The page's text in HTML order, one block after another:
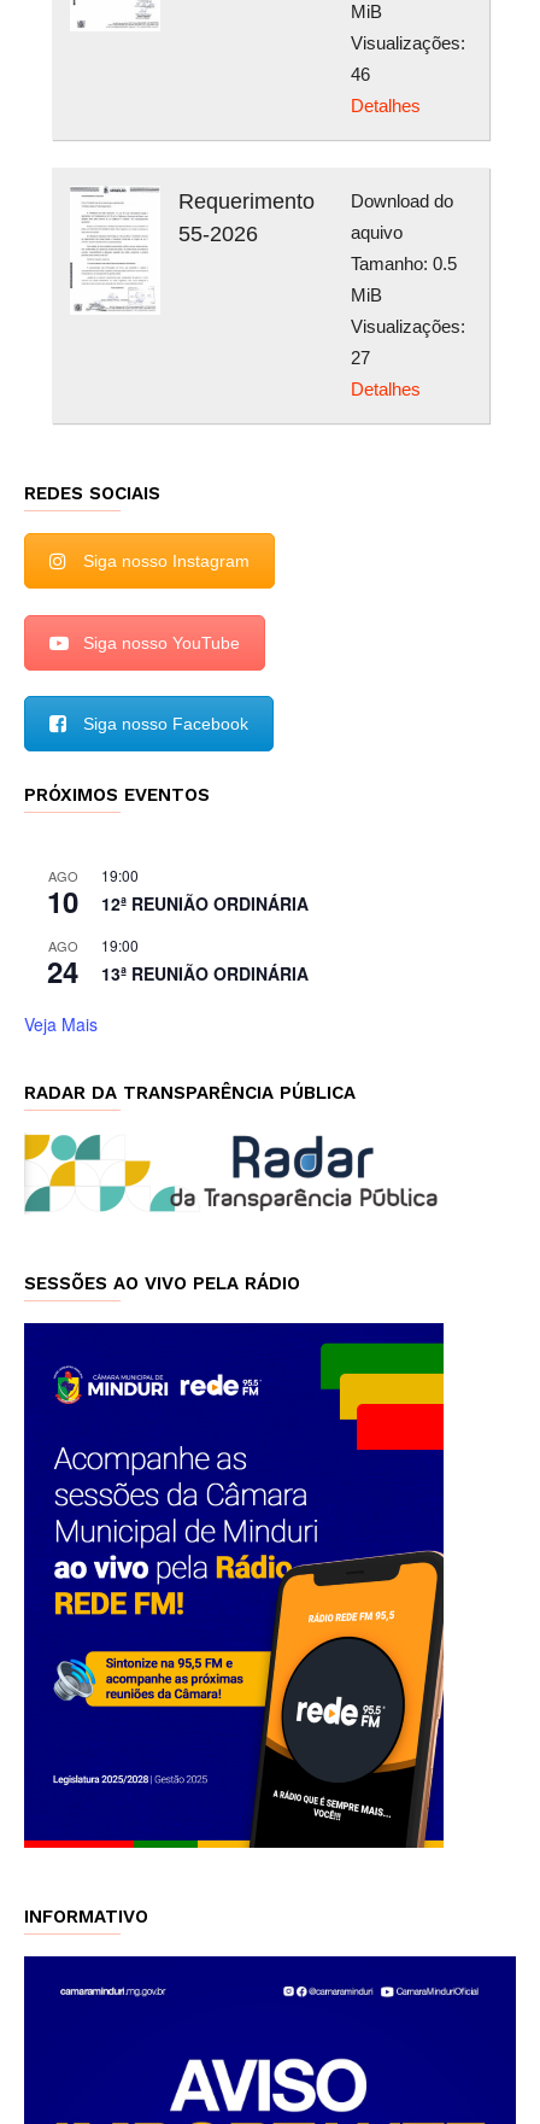
MiB
Visualizações:
46
Detalhes
Requerimento
55-2026
Download do
aquivo
Tamanho: 0.5
MiB
Visualizações:
27
Detalhes
REDES SOCIAIS
Siga nosso Instagram
Siga nosso YouTube
Siga nosso Facebook
PRÓXIMOS EVENTOS
AGO
10
19:00
12ª REUNIÃO ORDINÁRIA
AGO
24
19:00
13ª REUNIÃO ORDINÁRIA
Veja Mais
RADAR DA TRANSPARÊNCIA PÚBLICA
SESSÕES AO VIVO PELA RÁDIO
INFORMATIVO